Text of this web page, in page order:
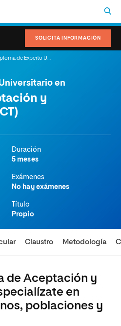
SOLICITA INFORMACIÓN
en
y
Duración
5 meses
Exámenes
No hay exámenes
Título
Propio
Claustro Metodología
de Aceptación y
en
poblaciones y